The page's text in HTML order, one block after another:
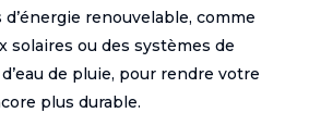
renouvelable, comme
solaires ou des systèmes de
de pluie, pour rendre votre
plus durable.